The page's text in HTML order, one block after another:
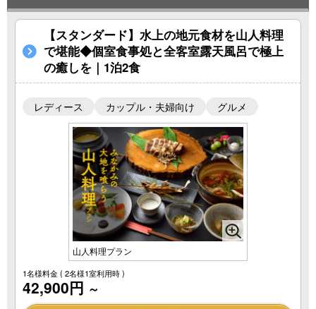
【スタンダード】水上の地元食材を山人料理
で堪能◆個室食事処と全客室露天風呂で極上
の癒しを｜1泊2食
レディース カップル・夫婦向け グルメ
山人料理プラン
1名様料金( 2名様1室利用時 )
42,900円 ～